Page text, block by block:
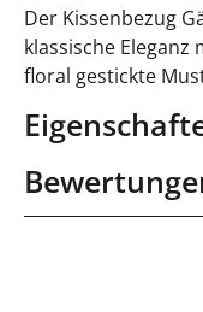
Der Kissenbezug
klassische Eleganz
floral gestickte